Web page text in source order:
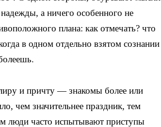
а ничего особенного не
плана: как отмечать? что
в одном отдельно взятом сознании
и причту — знакомы более или
чем значительнее праздник, тем
люди часто испытывают приступы